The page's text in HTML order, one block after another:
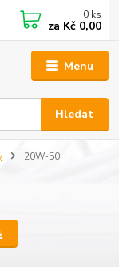
Menu
Hledat
0 ks
za Kč 0,00
20W-50